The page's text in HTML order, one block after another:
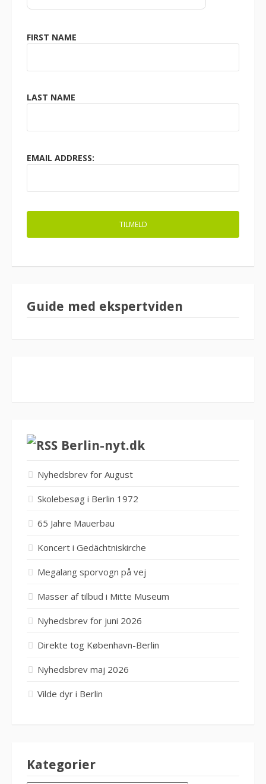
FIRST NAME
LAST NAME
EMAIL ADDRESS:
Guide med ekspertviden
Berlin-nyt.dk
Nyhedsbrev for August
Skolebesøg i Berlin 1972
65 Jahre Mauerbau
Koncert i Gedächtniskirche
Megalang sporvogn på vej
Masser af tilbud i Mitte Museum
Nyhedsbrev for juni 2026
Direkte tog København-Berlin
Nyhedsbrev maj 2026
Vilde dyr i Berlin
Kategorier